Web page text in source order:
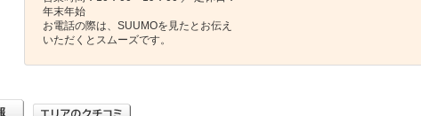
年末年始
お電話の際は、SUUMOを見たとお伝え
いただくとスムーズです。